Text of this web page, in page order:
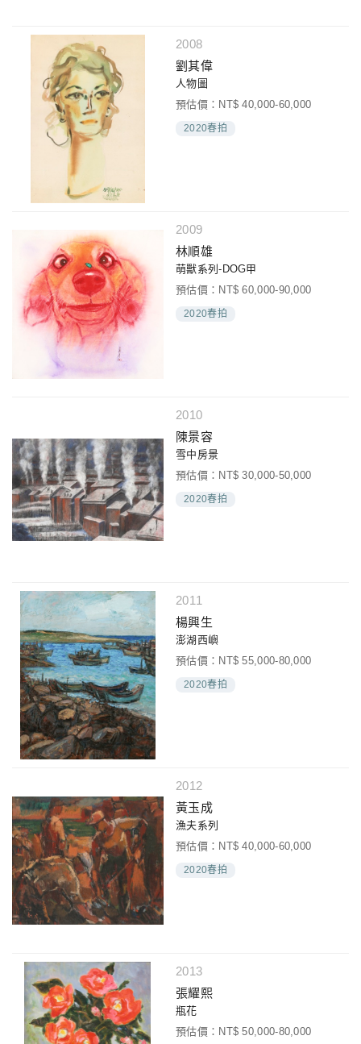
2008
劉其偉
人物圖
預估價：NT$ 40,000-60,000
2020春拍
2009
林順雄
萌獸系列-DOG甲
預估價：NT$ 60,000-90,000
2020春拍
2010
陳景容
雪中房景
預估價：NT$ 30,000-50,000
2020春拍
2011
楊興生
澎湖西嶼
預估價：NT$ 55,000-80,000
2020春拍
2012
黃玉成
漁夫系列
預估價：NT$ 40,000-60,000
2020春拍
2013
張耀熙
瓶花
預估價：NT$ 50,000-80,000